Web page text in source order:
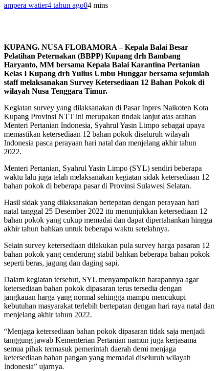
ampera watier4 tahun ago04 mins
KUPANG. NUSA FLOBAMORA – Kepala Balai Besar
Pelatihan Peternakan (BBPP) Kupang drh Bambang
Haryanto, MM bersama Kepala Balai Karantina Pertanian
Kelas I Kupang drh Yulius Umbu Hunggar bersama sejumlah
staff melaksanakan Survey Ketersediaan 12 Bahan Pokok di
wilayah Nusa Tenggara Timur.
Kegiatan survey yang dilaksanakan di Pasar Inpres Naikoten Kota
Kupang Provinsi NTT ini merupakan tindak lanjut atas arahan
Menteri Pertanian Indonesia, Syahrul Yasin Limpo sebagai upaya
memastikan ketersediaan 12 bahan pokok diseluruh wilayah
Indonesia pasca perayaan hari natal dan menjelang akhir tahun
2022.
Menteri Pertanian, Syahrul Yasin Limpo (SYL) sendiri beberapa
waktu lalu juga telah melaksanakan kegiatan sidak ketersediaan 12
bahan pokok di beberapa pasar di Provinsi Sulawesi Selatan.
Hasil sidak yang dilaksanakan bertepatan dengan perayaan hari
natal tanggal 25 Desember 2022 itu menunjukkan ketersediaan 12
bahan pokok yang cukup memadai dan dapat dipertahankan hingga
akhir tahun bahkan untuk beberapa waktu setelahnya.
Selain survey ketersediaan dilakukan pula survey harga pasaran 12
bahan pokok yang cenderung stabil bahkan beberapa bahan pokok
seperti beras, jagung dan daging sapi.
Dalam kegiatan tersebut, SYL menyampaikan harapannya agar
ketersediaan bahan pokok dipasaran terus tersedia dengan
jangkauan harga yang normal sehingga mampu mencukupi
kebutuhan masyarakat terlebih bertepatan dengan hari raya natal dan
menjelang akhir tahun 2022.
“Menjaga ketersediaan bahan pokok dipasaran tidak saja menjadi
tanggung jawab Kementerian Pertanian namun juga kerjasama
semua pihak termasuk pemerintah daerah demi menjaga
ketersediaan bahan pangan yang memadai diseluruh wilayah
Indonesia” ujarnya.